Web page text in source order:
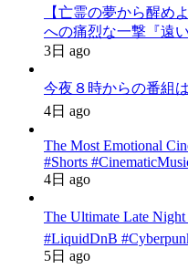
【亡霊の夢から醒め
への痛烈な一撃『遠
3日 ago
今夜８時からの番組
4日 ago
The Most Emotional
#Shorts
4日 ago
The Ultimate Late
#LiquidDnB
5日 ago